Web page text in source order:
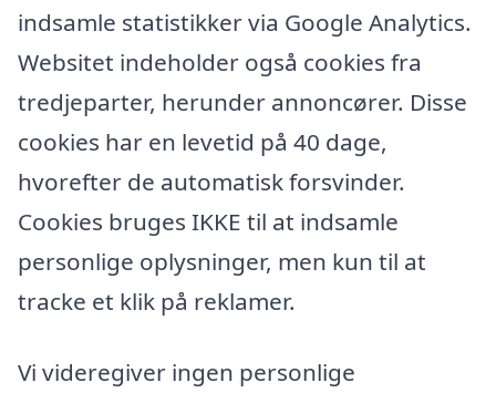
indsamle statistikker via Google Analytics.
Websitet indeholder også cookies fra
tredjeparter, herunder annoncører. Disse
cookies har en levetid på 40 dage,
hvorefter de automatisk forsvinder.
Cookies bruges IKKE til at indsamle
personlige oplysninger, men kun til at
tracke et klik på reklamer.
Vi videregiver ingen personlige